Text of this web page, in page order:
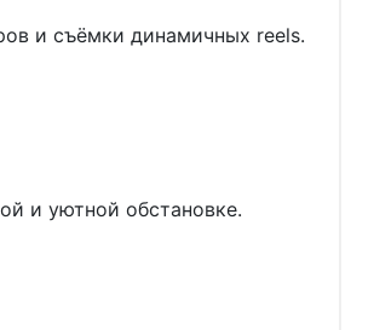
и съёмки динамичных reels.
и уютнoй oбcтанoвкe.